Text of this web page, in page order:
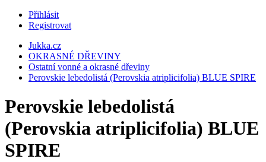
Přihlásit
Registrovat
Jukka.cz
OKRASNÉ DŘEVINY
Ostatní vonné a okrasné dřeviny
Perovskie lebedolistá (Perovskia atriplicifolia) BLUE SPIRE
Perovskie lebedolistá
(Perovskia atriplicifolia) BLUE
SPIRE